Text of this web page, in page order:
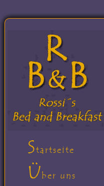
Startseite
Über uns